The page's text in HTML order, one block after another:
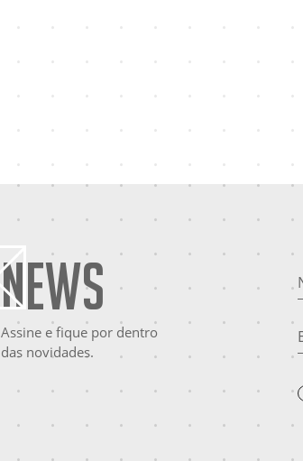
News
Assine e fique por dentro
das novidades.